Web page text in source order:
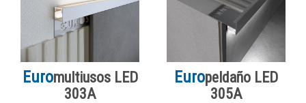
Euromultiusos LED
303A
Europeldaño LED
305A